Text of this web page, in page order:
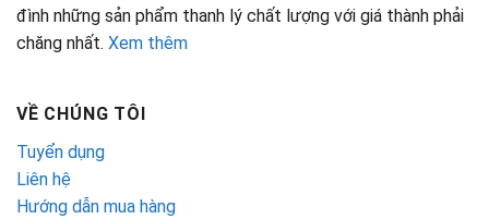
đình những sản phẩm thanh lý chất lượng với giá thành phải
chăng nhất. Xem thêm
VỀ CHÚNG TÔI
Tuyển dụng
Liên hệ
Hướng dẫn mua hàng